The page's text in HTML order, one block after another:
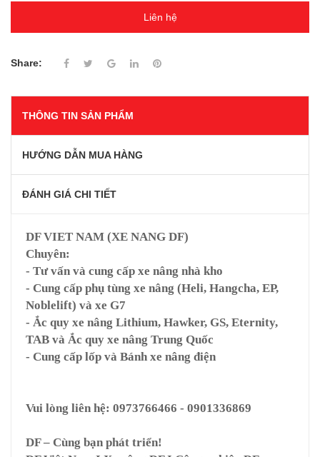
Liên hệ
Share:
THÔNG TIN SẢN PHẨM
HƯỚNG DẪN MUA HÀNG
ĐÁNH GIÁ CHI TIẾT
DF VIET NAM (XE NANG DF)
Chuyên:
- Tư vấn và cung cấp xe nâng nhà kho
- Cung cấp phụ tùng xe nâng (Heli, Hangcha, EP,
Noblelift) và xe G7
- Ắc quy xe nâng Lithium, Hawker, GS, Eternity,
TAB và Ắc quy xe nâng Trung Quốc
- Cung cấp lốp và Bánh xe nâng điện
Vui lòng liên hệ: 0973766466 - 0901336869
DF – Cùng bạn phát triển!